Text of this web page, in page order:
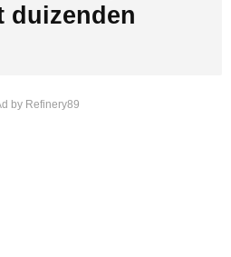
duizenden
by Refinery89